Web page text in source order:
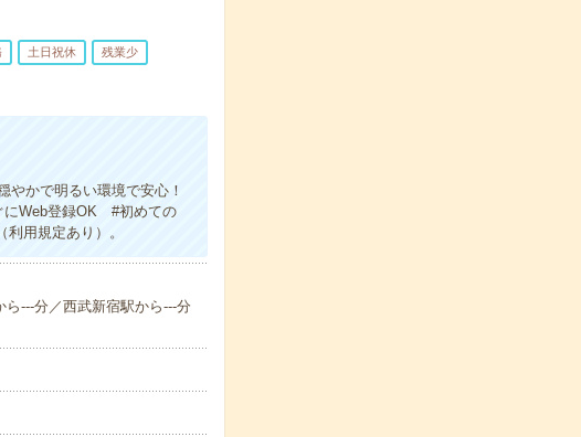
土日祝休 残業少
かで明るい環境で安心！
にWeb登録OK #初めての
用規定あり）。
---分／西武新宿駅から---分